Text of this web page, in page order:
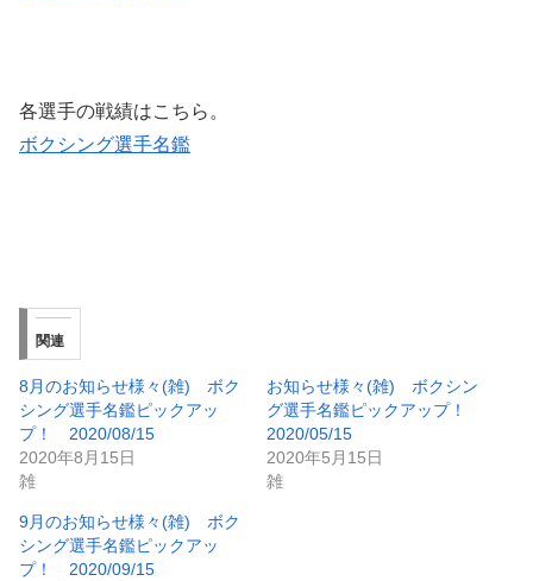
各選手の戦績はこちら。
ボクシング選手名鑑
関連
8月のお知らせ様々(雑) ボク
シング選手名鑑ピックアッ
プ！ 2020/08/15
2020年8月15日
雑
お知らせ様々(雑) ボクシン
グ選手名鑑ピックアップ！
2020/05/15
2020年5月15日
雑
9月のお知らせ様々(雑) ボク
シング選手名鑑ピックアッ
プ！ 2020/09/15